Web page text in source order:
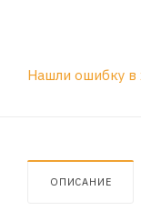
Нашли ошибку в
ОПИСАНИЕ